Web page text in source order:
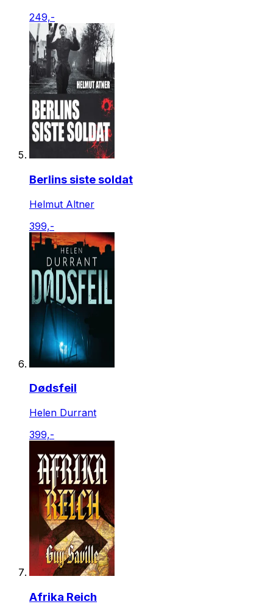
249,-
Berlins siste soldat
Helmut Altner
399,-
Dødsfeil
Helen Durrant
399,-
Afrika Reich